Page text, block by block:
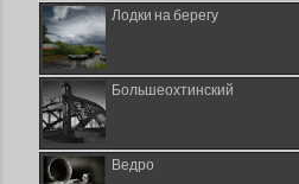
Лодки на берегу
Большеохтинский
Ведро